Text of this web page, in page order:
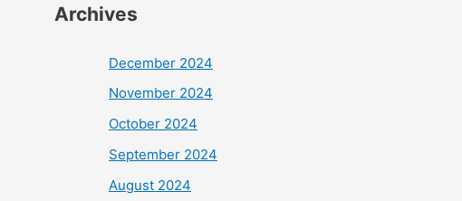
Archives
December 2024
November 2024
October 2024
September 2024
August 2024